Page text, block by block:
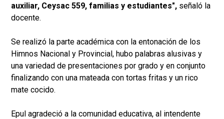
auxiliar, Ceysac 559, familias y estudiantes", señaló la
docente.
Se realizó la parte académica con la entonación de los
Himnos Nacional y Provincial, hubo palabras alusivas y
una variedad de presentaciones por grado y en conjunto
finalizando con una mateada con tortas fritas y un rico
mate cocido.
Epul agradeció a la comunidad educativa, al intendente